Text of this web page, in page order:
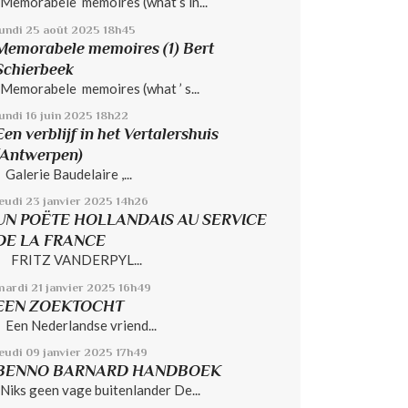
25 août 2025 18h45
memoires (1) Bert
memoires (what ’ s...
16 juin 2025 18h22
verblijf in het Vertalershuis
Baudelaire ,...
23 janvier 2025 14h26
POËTE HOLLANDAIS AU SERVICE
LA FRANCE
VANDERPYL...
21 janvier 2025 16h49
ZOEKTOCHT
Nederlandse vriend...
09 janvier 2025 17h49
BARNARD HANDBOEK
geen vage buitenlander De...